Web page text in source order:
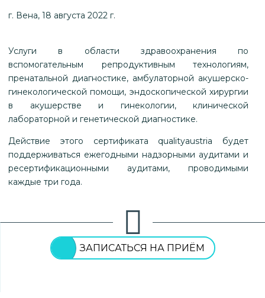
г. Вена, 18 августа 2022 г.
Услуги в области здравоохранения по
вспомогательным репродуктивным технологиям,
пренатальной диагностике, амбулаторной акушерско-
гинекологической помощи, эндоскопической хирургии
в акушерстве и гинекологии, клинической
лабораторной и генетической диагностике.
Действие этого сертификата qualityaustria будет
поддерживаться ежегодными надзорными аудитами и
ресертификационными аудитами, проводимыми
каждые три года.
ЗАПИСАТЬСЯ НА ПРИЁМ